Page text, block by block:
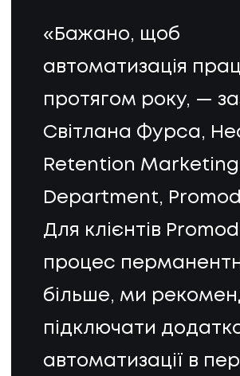
«Бажано, щоб
автоматизація
протягом року, —
Світлана Фурса,
Retention Marketing
Department,
Для клієнтів
процес
більше, ми
підключати
автоматизації в
КЕЙСИ
ПРО